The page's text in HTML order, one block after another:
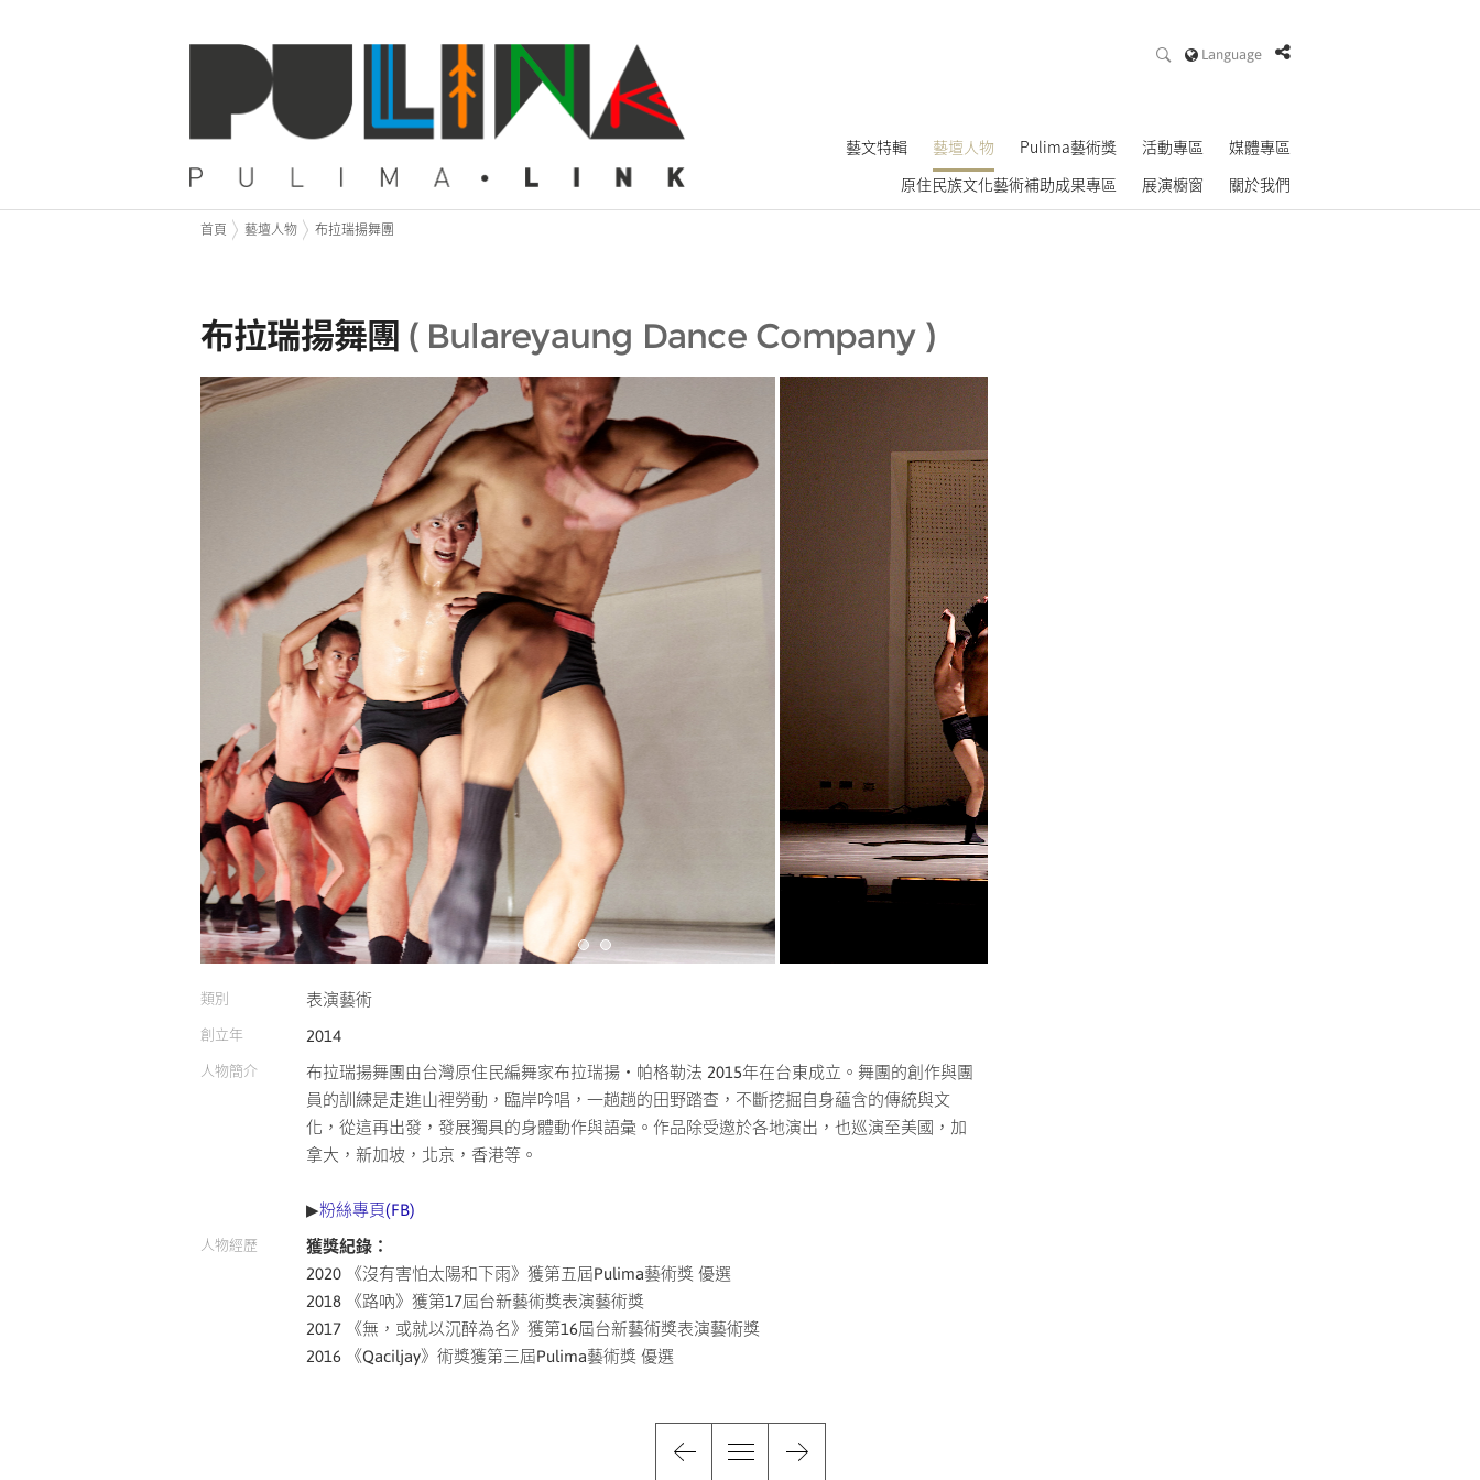
Language
藝文特輯 藝壇人物 Pulima藝術獎 活動專區
媒體專區
原住民族文化藝術補助成果專區
展演櫥窗 關於我們
首頁 藝壇人物 布拉瑞揚舞團
布拉瑞揚舞團 ( Bulareyaung Dance Company )
類別 表演藝術
創立年 2014
人物簡介
布拉瑞揚舞團由台灣原住民編舞家布拉瑞揚・帕格勒法 2015年在台東成立。舞團的創作與團
員的訓練是走進山裡勞動，臨岸吟唱，一趟趟的田野踏查，不斷挖掘自身蘊含的傳統與文
化，從這再出發，發展獨具的身體動作與語彙。作品除受邀於各地演出，也巡演至美國，加
拿大，新加坡，北京，香港等。
▶粉絲專頁(FB)
人物經歷
獲獎紀錄：
2020 《沒有害怕太陽和下雨》獲第五屆Pulima藝術獎 優選
2018 《路吶》獲第17屆台新藝術獎表演藝術獎
2017 《無，或就以沉醉為名》獲第16屆台新藝術獎表演藝術獎
2016 《Qaciljay》術獎獲第三屆Pulima藝術獎 優選